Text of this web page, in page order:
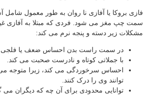
بروکا یا آفازی نا روان به طور معمول شامل
چپ مغز می شود. فردی که مبتلا به آفازی غیر
زیر دسته و پنجه نرم می کند:
در سمت راست بدن احساس ضعف یا فلجی
با جملاتی کوتاه و نادرست صحبت می کند.
احساس سرخوردگی می کند، زیرا متوجه می
توانند وی را درک کنند.
توانایی محدودی برای آن چه که دیگران می